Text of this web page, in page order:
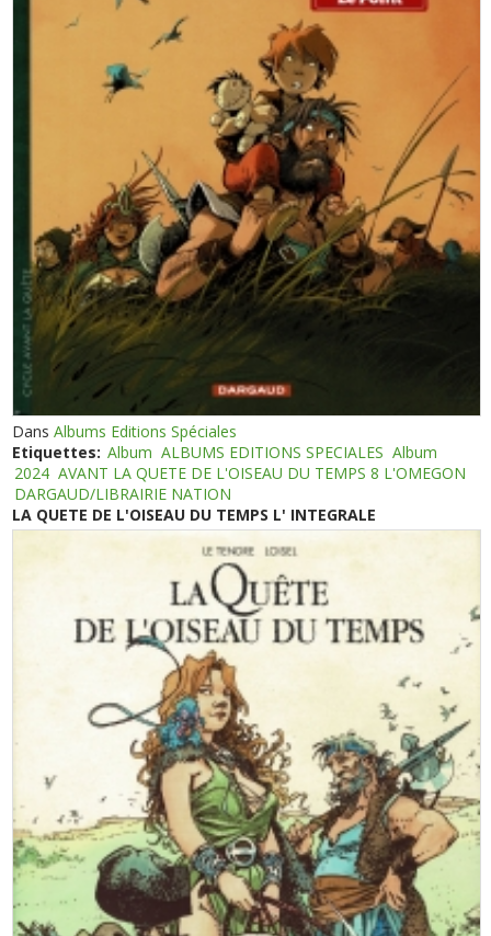
DansAlbums Editions Spéciales
Etiquettes: Album ALBUMS EDITIONS SPECIALES Album
2024 AVANT LA QUETE DE L'OISEAU DU TEMPS 8 L'OMEGON
DARGAUD/LIBRAIRIE NATION
LA QUETE DE L'OISEAU DU TEMPS L' INTEGRALE